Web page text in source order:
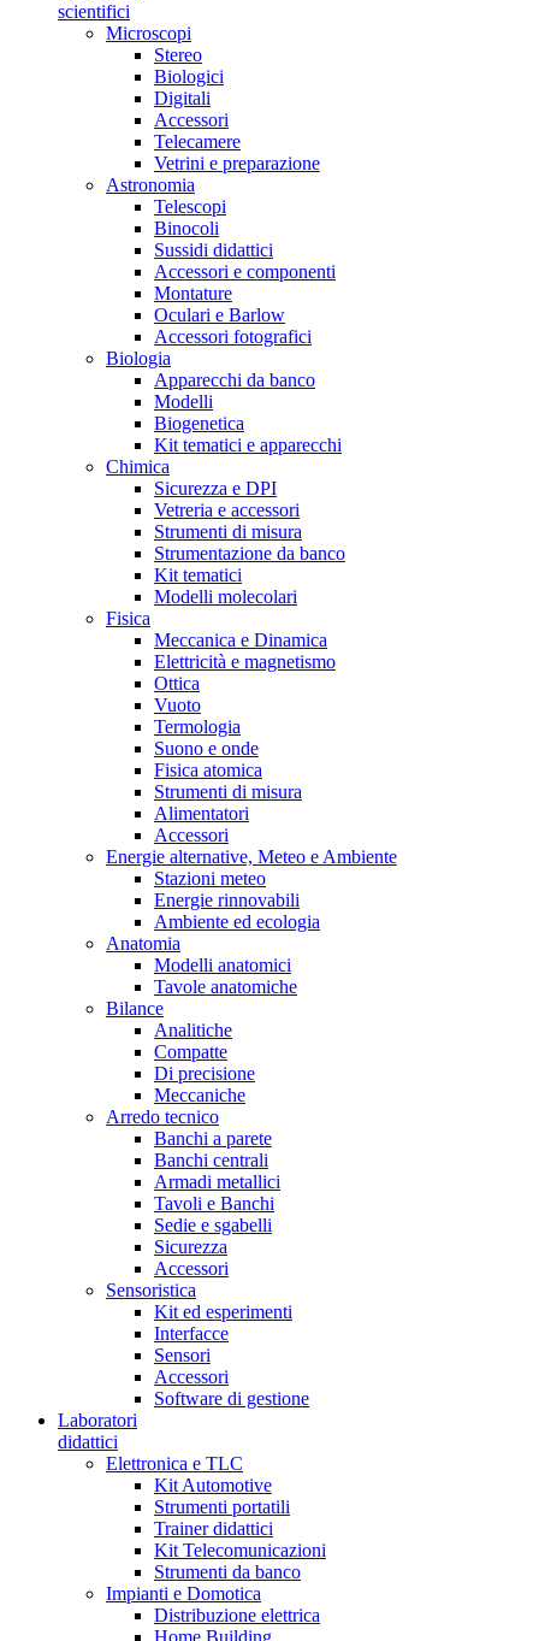
scientifici
Microscopi
Stereo
Biologici
Digitali
Accessori
Telecamere
Vetrini e preparazione
Astronomia
Telescopi
Binocoli
Sussidi didattici
Accessori e componenti
Montature
Oculari e Barlow
Accessori fotografici
Biologia
Apparecchi da banco
Modelli
Biogenetica
Kit tematici e apparecchi
Chimica
Sicurezza e DPI
Vetreria e accessori
Strumenti di misura
Strumentazione da banco
Kit tematici
Modelli molecolari
Fisica
Meccanica e Dinamica
Elettricità e magnetismo
Ottica
Vuoto
Termologia
Suono e onde
Fisica atomica
Strumenti di misura
Alimentatori
Accessori
Energie alternative, Meteo e Ambiente
Stazioni meteo
Energie rinnovabili
Ambiente ed ecologia
Anatomia
Modelli anatomici
Tavole anatomiche
Bilance
Analitiche
Compatte
Di precisione
Meccaniche
Arredo tecnico
Banchi a parete
Banchi centrali
Armadi metallici
Tavoli e Banchi
Sedie e sgabelli
Sicurezza
Accessori
Sensoristica
Kit ed esperimenti
Interfacce
Sensori
Accessori
Software di gestione
Laboratori
didattici
Elettronica e TLC
Kit Automotive
Strumenti portatili
Trainer didattici
Kit Telecomunicazioni
Strumenti da banco
Impianti e Domotica
Distribuzione elettrica
Home Building